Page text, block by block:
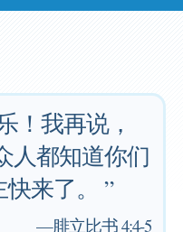
！我再说，
人都知道你们
来了。 ”
—腓立比书 4:4-5